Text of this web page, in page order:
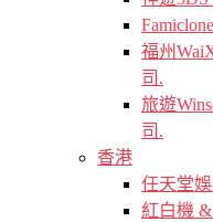
福州
司.
旅遊
司.
香港
任天堂
紅白機 &